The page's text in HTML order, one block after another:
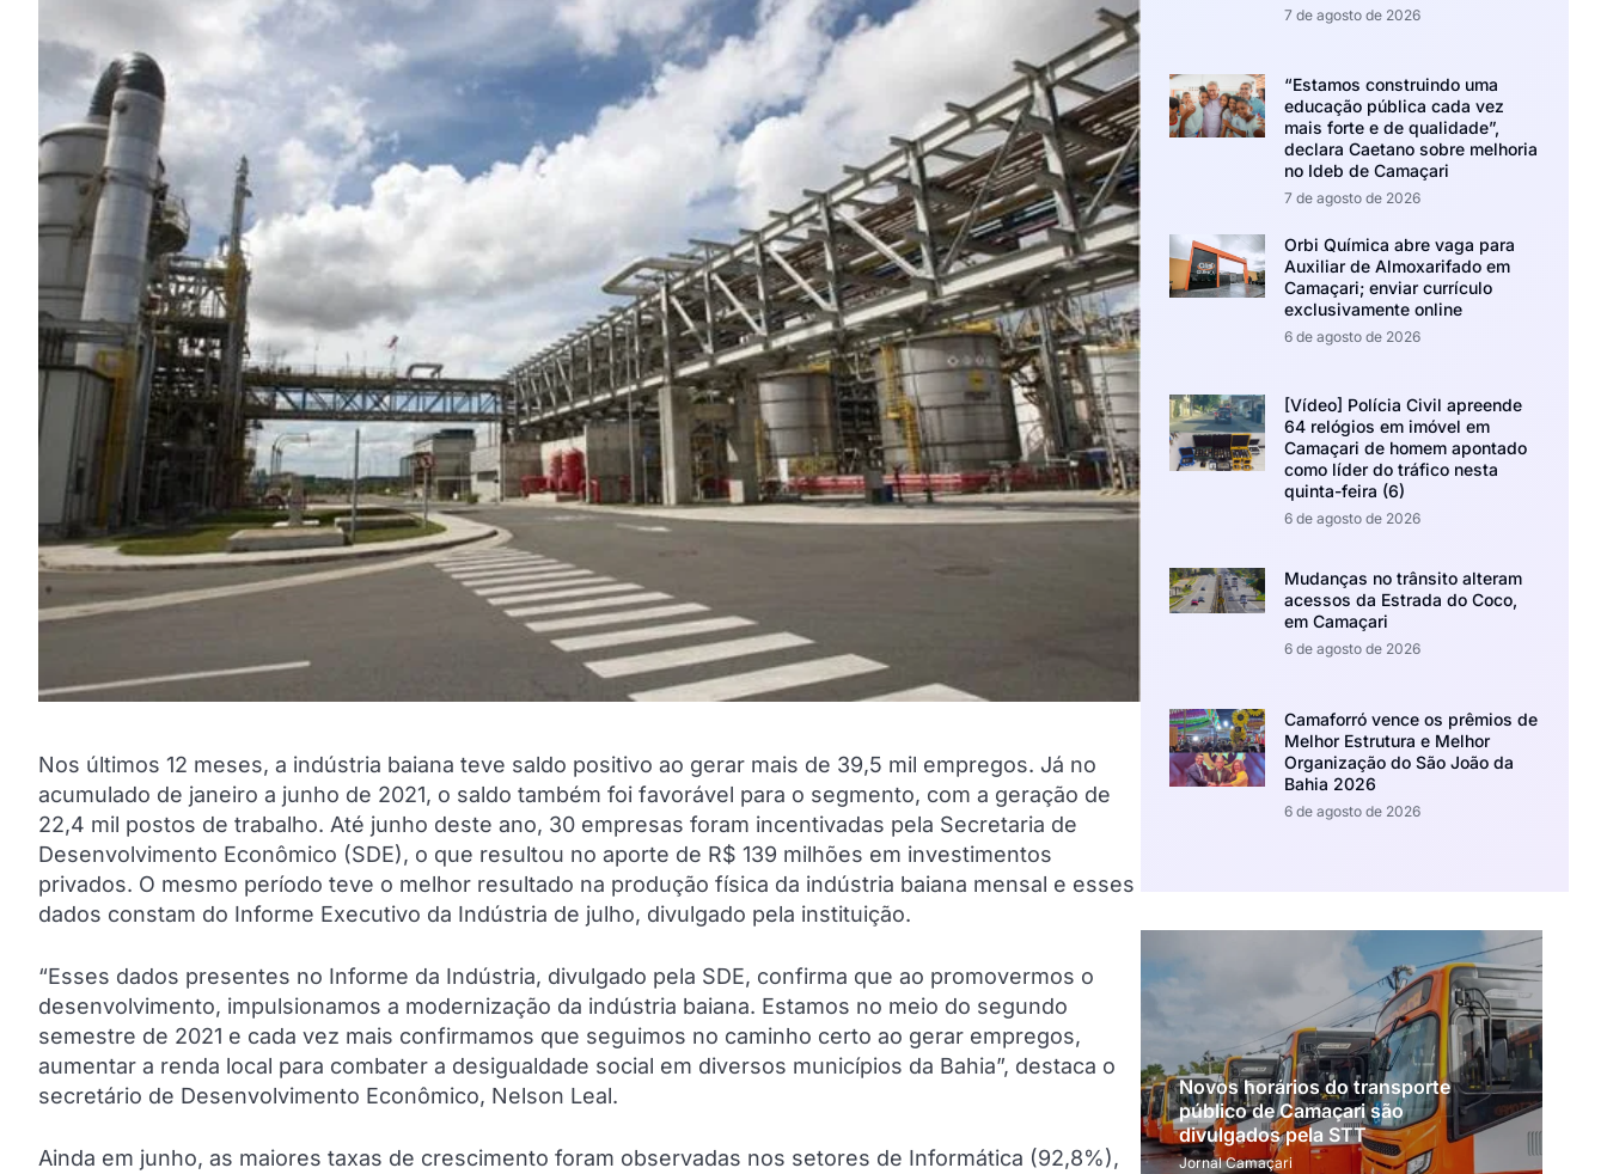
Nos últimos 12 meses, a indústria baiana teve saldo positivo ao gerar mais de 39,5 mil empregos. Já no
acumulado de janeiro a junho de 2021, o saldo também foi favorável para o segmento, com a geração de
22,4 mil postos de trabalho. Até junho deste ano, 30 empresas foram incentivadas pela Secretaria de
Desenvolvimento Econômico (SDE), o que resultou no aporte de R$ 139 milhões em investimentos
privados. O mesmo período teve o melhor resultado na produção física da indústria baiana mensal e esses
dados constam do Informe Executivo da Indústria de julho, divulgado pela instituição.
“Esses dados presentes no Informe da Indústria, divulgado pela SDE, confirma que ao promovermos o
desenvolvimento, impulsionamos a modernização da indústria baiana. Estamos no meio do segundo
semestre de 2021 e cada vez mais confirmamos que seguimos no caminho certo ao gerar empregos,
aumentar a renda local para combater a desigualdade social em diversos municípios da Bahia”, destaca o
secretário de Desenvolvimento Econômico, Nelson Leal.
Ainda em junho, as maiores taxas de crescimento foram observadas nos setores de Informática (92,8%),
7 de agosto de 2026
“Estamos construindo uma
educação pública cada vez
mais forte e de qualidade”,
declara Caetano sobre melhoria
no Ideb de Camaçari
7 de agosto de 2026
Orbi Química abre vaga para
Auxiliar de Almoxarifado em
Camaçari; enviar currículo
exclusivamente online
6 de agosto de 2026
[Vídeo] Polícia Civil apreende
64 relógios em imóvel em
Camaçari de homem apontado
como líder do tráfico nesta
quinta-feira (6)
6 de agosto de 2026
Mudanças no trânsito alteram
acessos da Estrada do Coco,
em Camaçari
6 de agosto de 2026
Camaforró vence os prêmios de
Melhor Estrutura e Melhor
Organização do São João da
Bahia 2026
6 de agosto de 2026
Novos horários do transporte
público de Camaçari são
divulgados pela STT
Jornal Camaçari